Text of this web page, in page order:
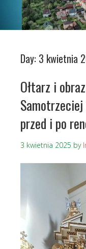
Day: 3 kwietnia
Ołtarz i
przed i po
3 kwietnia 2025 by